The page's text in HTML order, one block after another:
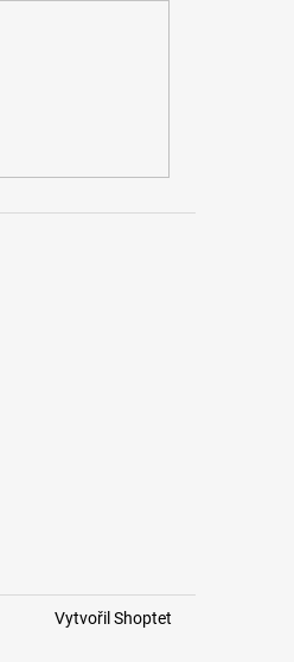
Vytvořil Shoptet